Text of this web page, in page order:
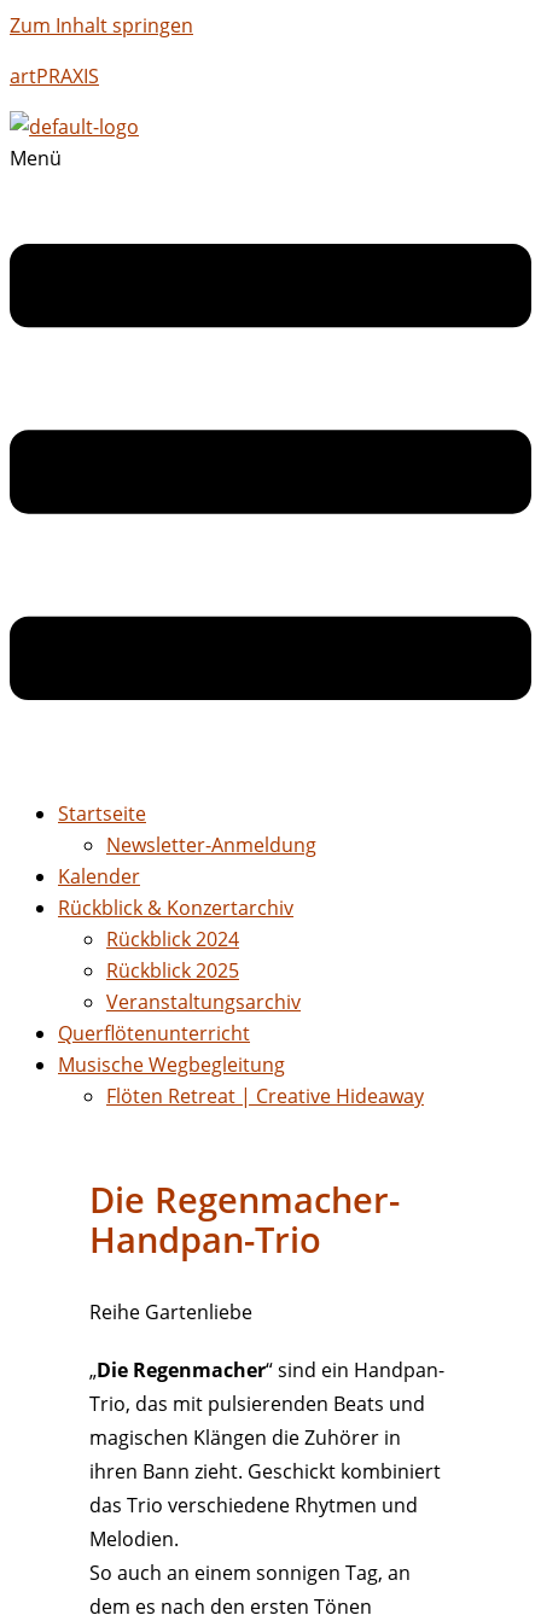
Zum Inhalt springen
artPRAXIS
Menü
Startseite
Newsletter-Anmeldung
Kalender
Rückblick & Konzertarchiv
Rückblick 2024
Rückblick 2025
Veranstaltungsarchiv
Querflötenunterricht
Musische Wegbegleitung
Flöten Retreat | Creative Hideaway
Die Regenmacher-
Handpan-Trio
Reihe Gartenliebe
„Die Regenmacher“ sind ein Handpan-
Trio, das mit pulsierenden Beats und
magischen Klängen die Zuhörer in
ihren Bann zieht. Geschickt kombiniert
das Trio verschiedene Rhytmen und
Melodien.
So auch an einem sonnigen Tag, an
dem es nach den ersten Tönen